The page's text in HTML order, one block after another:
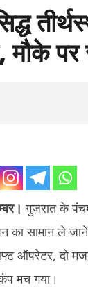
मौके पर
में रोपवे का तार
पर राहत व बचाव
गुजरात के
सामान ले जाने
ऑपरेटर, दो
मच गया।